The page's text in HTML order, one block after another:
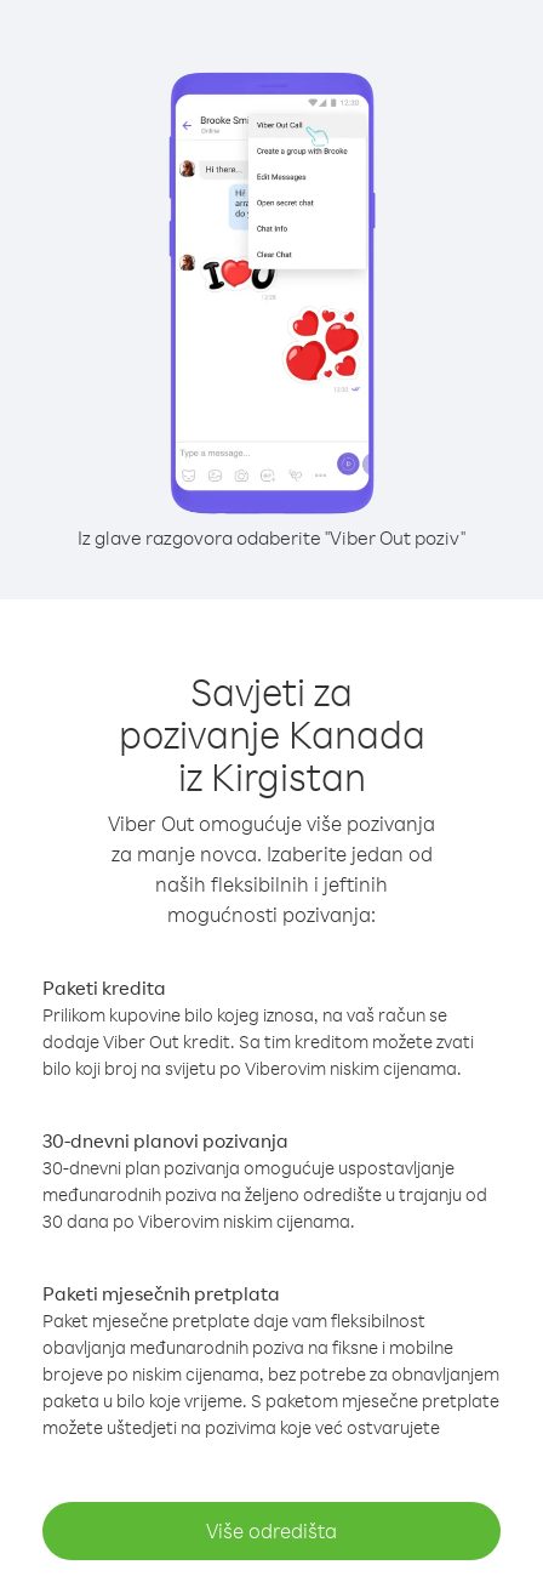
Iz glave razgovora odaberite "Viber Out poziv"
Savjeti za
pozivanje Kanada
iz Kirgistan
Viber Out omogućuje više pozivanja
za manje novca. Izaberite jedan od
naših fleksibilnih i jeftinih
mogućnosti pozivanja:
Paketi kredita
Prilikom kupovine bilo kojeg iznosa, na vaš račun se
dodaje Viber Out kredit. Sa tim kreditom možete zvati
bilo koji broj na svijetu po Viberovim niskim cijenama.
30-dnevni planovi pozivanja
30-dnevni plan pozivanja omogućuje uspostavljanje
međunarodnih poziva na željeno odredište u trajanju od
30 dana po Viberovim niskim cijenama.
Paketi mjesečnih pretplata
Paket mjesečne pretplate daje vam fleksibilnost
obavljanja međunarodnih poziva na fiksne i mobilne
brojeve po niskim cijenama, bez potrebe za obnavljanjem
paketa u bilo koje vrijeme. S paketom mjesečne pretplate
možete uštedjeti na pozivima koje već ostvarujete
Više odredišta